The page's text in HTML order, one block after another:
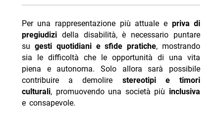
Per una rappresentazione più attuale e priva di
pregiudizidella disabilità, è necessario puntare
su gesti quotidiani e sfide pratiche, mostrando
sia le difficoltà che le opportunità di una vita
piena e autonoma. Solo allora sarà possibile
contribuire a demolire stereotipi e timori
culturali, promuovendo una società più inclusiva
e consapevole.